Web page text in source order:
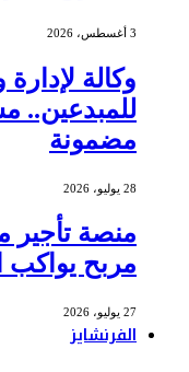
3 أغسطس، 2026
وكالة
للمبدعين..
مضمونة
28 يوليو، 2026
منصة
مربح يواكب
27 يوليو، 2026
الفرنشايز